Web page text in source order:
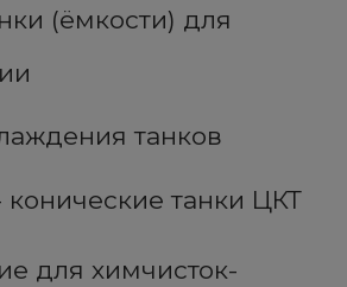
(ёмкости) для
танков
танки ЦКТ
для химчисток-